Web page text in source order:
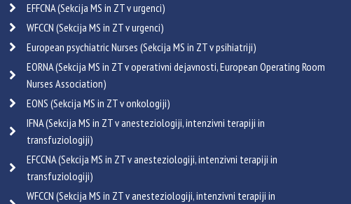
EFFCNA (Sekcija MS in ZT v urgenci)
WFCCN (Sekcija MS in ZT v urgenci)
European psychiatric Nurses (Sekcija MS in ZT v psihiatriji)
EORNA (Sekcija MS in ZT v operativni dejavnosti, European Operating Room
Nurses Association)
EONS (Sekcija MS in ZT v onkologiji)
IFNA (Sekcija MS in ZT v anesteziologiji, intenzivni terapiji in
transfuziologiji)
EFCCNA (Sekcija MS in ZT v anesteziologiji, intenzivni terapiji in
transfuziologiji)
WFCCN (Sekcija MS in ZT v anesteziologiji, intenzivni terapiji in